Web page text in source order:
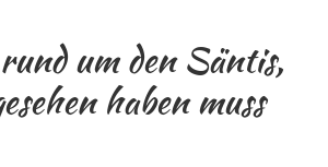
um den Säntis,
haben muss